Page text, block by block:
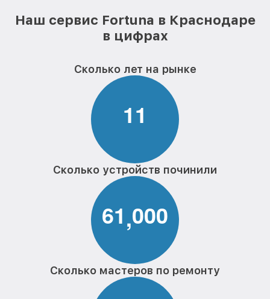
Наш сервис Fortuna в Краснодаре
в цифрах
Сколько лет на рынке
11
Сколько устройств починили
61,000
Сколько мастеров по ремонту